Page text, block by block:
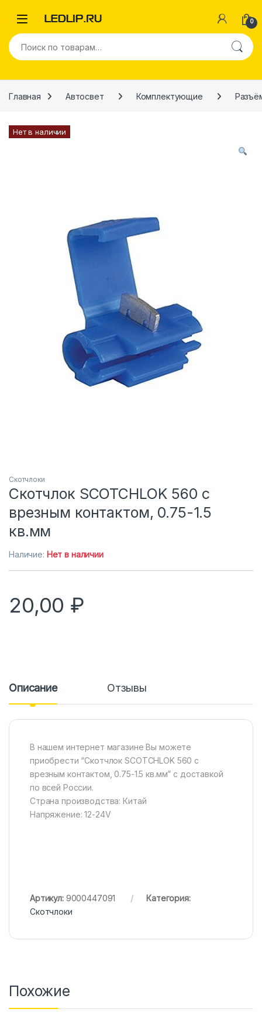
0
Искать:
Главная Автосвет Комплектующие
Нет в наличии
Скотчлоки
Скотчлок SCOTCHLOK 560 с
врезным контактом, 0.75-1.5
кв.мм
Наличие: Нет в наличии
20,00 ₽
Описание Отзывы
В нашем интернет магазине Вы можете
приобрести “Скотчлок SCOTCHLOK 560 с
врезным контактом, 0.75-1.5 кв.мм” с доставкой
по всей России.
Страна производства: Китай
Напряжение: 12-24V
Артикул: 9000447091
Категория:
Скотчлоки
Похожие